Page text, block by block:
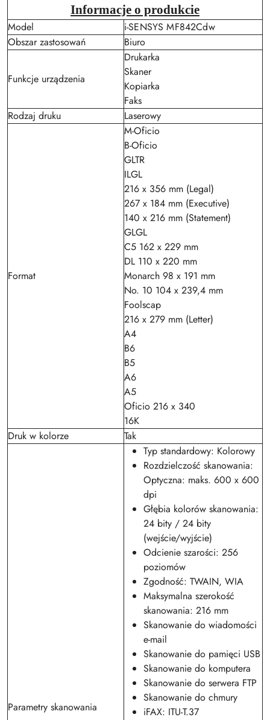
Informacje o produkcie
Model
i-SENSYS MF842Cdw
Obszar zastosowań
Biuro
Funkcje urządzenia
Drukarka
Skaner
Kopiarka
Faks
Rodzaj druku
Laserowy
Format
M-Oficio
B-Oficio
GLTR
ILGL
216 x 356 mm (Legal)
267 x 184 mm (Executive)
140 x 216 mm (Statement)
GLGL
C5 162 x 229 mm
DL 110 x 220 mm
Monarch 98 x 191 mm
No. 10 104 x 239,4 mm
Foolscap
216 x 279 mm (Letter)
A4
B6
B5
A6
A5
Oficio 216 x 340
16K
Druk w kolorze
Tak
Parametry skanowania
Typ standardowy: Kolorowy
Rozdzielczość skanowania:
Optyczna: maks. 600 x 600
dpi
Głębia kolorów skanowania:
24 bity / 24 bity
(wejście/wyjście)
Odcienie szarości: 256
poziomów
Zgodność: TWAIN, WIA
Maksymalna szerokość
skanowania: 216 mm
Skanowanie do wiadomości
e-mail
Skanowanie do pamięci USB
Skanowanie do komputera
Skanowanie do serwera FTP
Skanowanie do chmury
iFAX: ITU-T.37